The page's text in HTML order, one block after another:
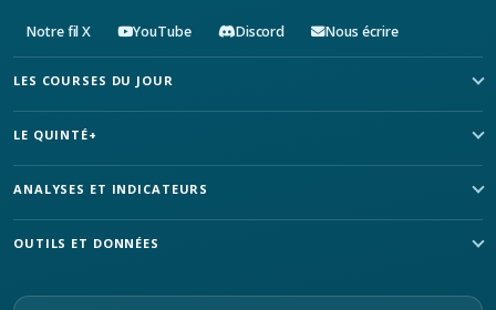
Notre fil X YouTube Discord Nous écrire
LES COURSES DU JOUR
LE QUINTÉ+
ANALYSES ET INDICATEURS
OUTILS ET DONNÉES